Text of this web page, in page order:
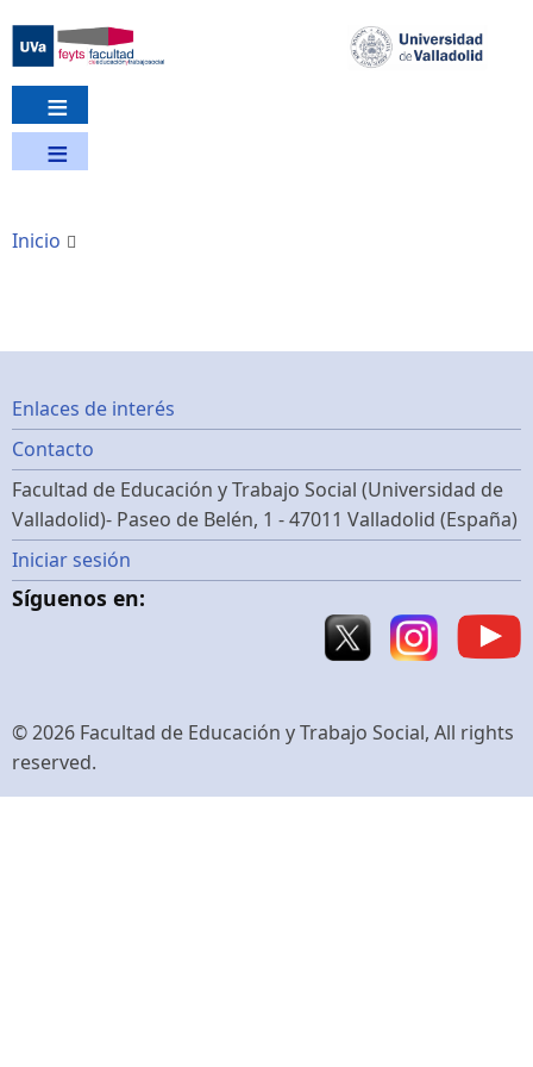
contenido
principal
Inicio
Footer
menu
Enlaces de interés
Contacto
Facultad de Educación y Trabajo Social (Universidad de
Valladolid)- Paseo de Belén, 1 - 47011 Valladolid (España)
Menú
de
de
usuario
Iniciar sesión
Síguenos en:
© 2026 Facultad de Educación y Trabajo Social, All rights
reserved.